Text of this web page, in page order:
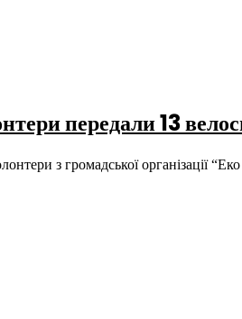
передали 13
з громадської організації